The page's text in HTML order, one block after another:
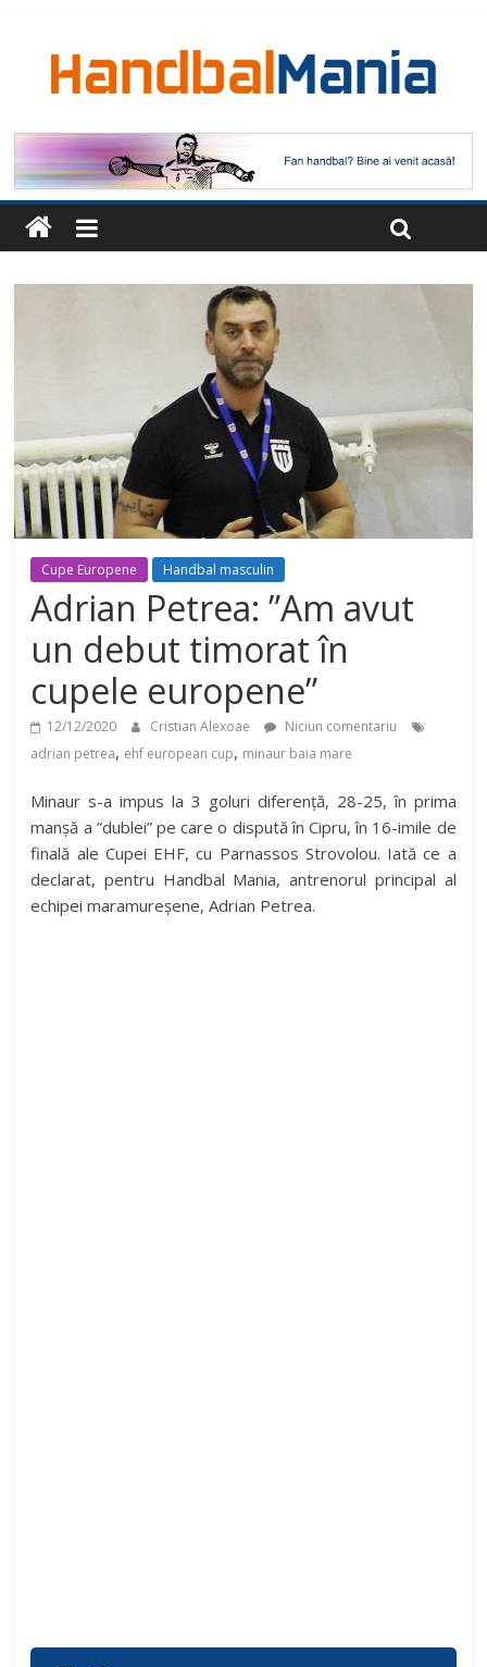
Cupe Europene Handbal masculin
Adrian Petrea: ”Am avut
un debut timorat în
cupele europene”
12/12/2020 Cristian Alexoae
Niciun comentariu
adrian petrea, ehf european cup, minaur baia mare
Minaur s-a impus la 3 goluri diferență, 28-25, în prima
manșă a ”dublei” pe care o dispută în Cipru, în 16-imile de
finală ale Cupei EHF, cu Parnassos Strovolou. Iată ce a
declarat, pentru Handbal Mania, antrenorul principal al
echipei maramureșene, Adrian Petrea.